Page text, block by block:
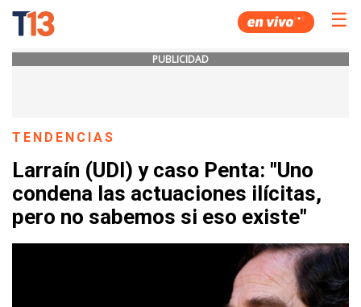
☰
PUBLICIDAD
TENDENCIAS
Larraín (UDI) y caso Penta: "Uno
condena las actuaciones ilícitas,
pero no sabemos si eso existe"